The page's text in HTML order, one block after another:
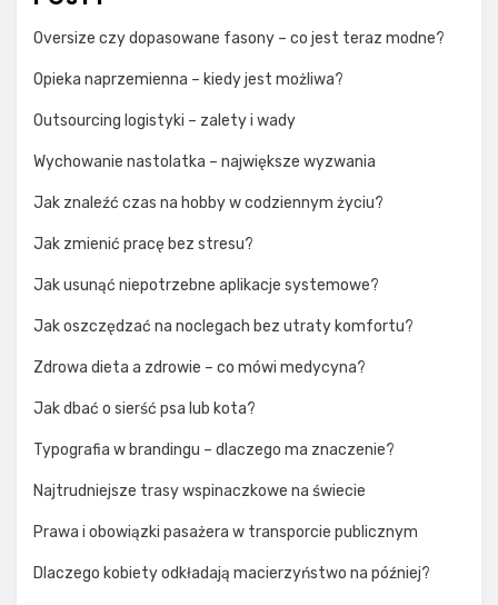
Oversize czy dopasowane fasony – co jest teraz modne?
Opieka naprzemienna – kiedy jest możliwa?
Outsourcing logistyki – zalety i wady
Wychowanie nastolatka – największe wyzwania
Jak znaleźć czas na hobby w codziennym życiu?
Jak zmienić pracę bez stresu?
Jak usunąć niepotrzebne aplikacje systemowe?
Jak oszczędzać na noclegach bez utraty komfortu?
Zdrowa dieta a zdrowie – co mówi medycyna?
Jak dbać o sierść psa lub kota?
Typografia w brandingu – dlaczego ma znaczenie?
Najtrudniejsze trasy wspinaczkowe na świecie
Prawa i obowiązki pasażera w transporcie publicznym
Dlaczego kobiety odkładają macierzyństwo na później?